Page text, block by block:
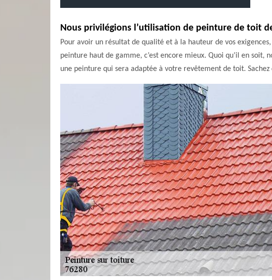
Nous privilégions l’utilisation de peinture de toit
Pour avoir un résultat de qualité et à la hauteur de vos
peinture haut de gamme, c’est encore mieux. Quoi qu’il en
une peinture qui sera adaptée à votre revêtement de toit.